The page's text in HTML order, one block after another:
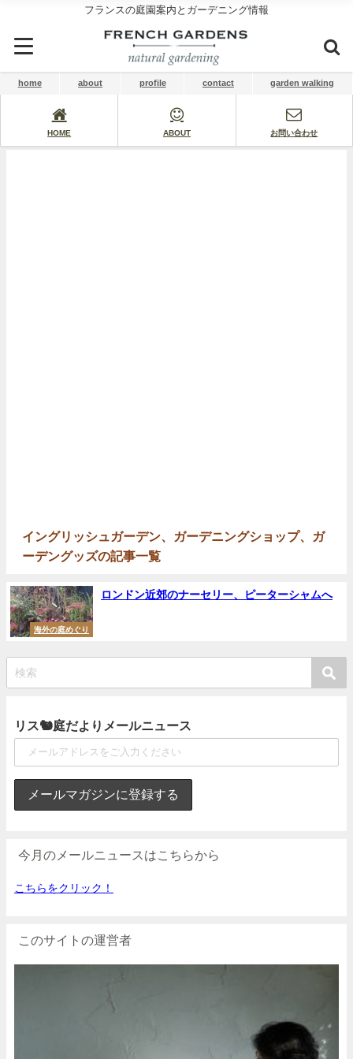
フランスの庭園案内とガーデニング情報
home about profile contact garden walking
HOME ABOUT お問い合わせ
イングリッシュガーデン、ガーデニングショップ、ガ
ーデングッズの記事一覧
海外の庭めぐり
ロンドン近郊のナーセリー、ピーターシャムへ
リス🐿庭だよりメールニュース
今月のメールニュースはこちらから
こちらをクリック！
このサイトの運営者